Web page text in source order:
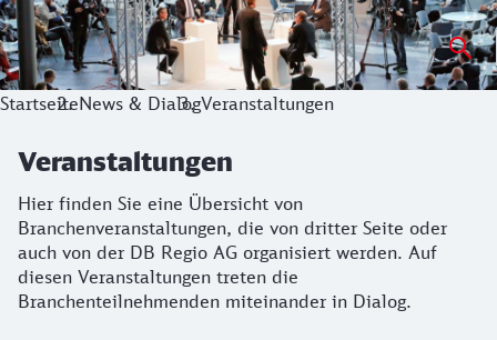
Hier finden Sie eine Übersicht von
StartseiteNews & DialogVeranstaltungen
Veranstaltungen
Hier finden Sie eine Übersicht von
Branchenveranstaltungen, die von dritter Seite oder
auch von der DB Regio AG organisiert werden. Auf
diesen Veranstaltungen treten die
Branchenteilnehmenden miteinander in Dialog.